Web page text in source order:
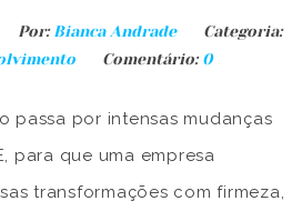
Por: Bianca Andrade
Categoria:
Comentário:0
passa por intensas mudanças
para que uma empresa
transformações com firmeza,